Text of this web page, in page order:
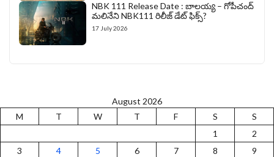
NBK 111 Release Date : బాలయ్య – గోపీచంద్
మలినేని NBK111 రిలీజ్ డేట్ ఫిక్స్?
17 July 2026
August 2026
M
T W T F S
S
1
2
3
4 5 6 7 8
9